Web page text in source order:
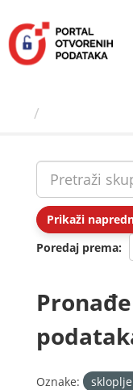
sadržaj
Prikaži
Poredaj prema
Oznake: